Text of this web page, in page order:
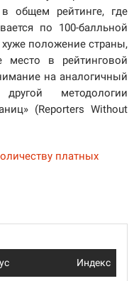
общем рейтинге, где
по 100-балльной
положение страны,
место в рейтинговой
на аналогичный
методологии
(Reporters Without
платных
Индекс